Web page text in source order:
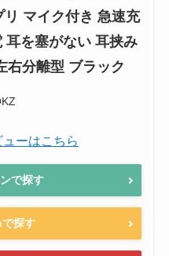
マイク付き 急速充
耳を塞がない 耳挟み
右分離型 ブラック
ーはこちら
で探す
探す